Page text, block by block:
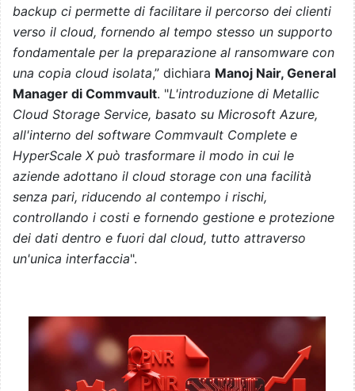
backup ci permette di facilitare il percorso dei clienti
verso il cloud, fornendo al tempo stesso un supporto
fondamentale per la preparazione al ransomware con
una copia cloud isolata,” dichiara Manoj Nair, General
Manager di Commvault. "L'introduzione di Metallic
Cloud Storage Service, basato su Microsoft Azure,
all'interno del software Commvault Complete e
HyperScale X può trasformare il modo in cui le
aziende adottano il cloud storage con una facilità
senza pari, riducendo al contempo i rischi,
controllando i costi e fornendo gestione e protezione
dei dati dentro e fuori dal cloud, tutto attraverso
un'unica interfaccia".